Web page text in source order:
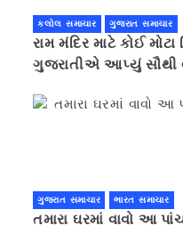
કલોલ સમાચાર ગુજરાત સમાચાર
રામ મંદિર માટે કોઈ
ગુજરાતીએ આપ્યું સૌથી
ગુજરાત સમાચાર ભારત સમાચાર
તમારા ઘરમાં વાવો આ